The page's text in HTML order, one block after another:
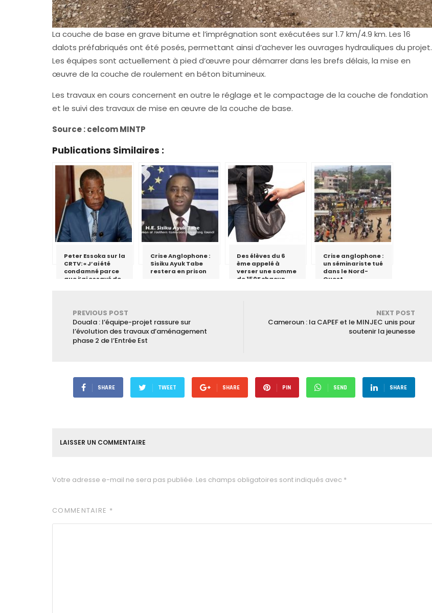
La couche de base en grave bitume et l’imprégnation sont exécutées sur 1.7 km/4.9 km. Les 16
dalots préfabriqués ont été posés, permettant ainsi d’achever les ouvrages hydrauliques du projet.
Les équipes sont actuellement à pied d’œuvre pour démarrer dans les brefs délais, la mise en
œuvre de la couche de roulement en béton bitumineux.
Les travaux en cours concernent en outre le réglage et le compactage de la couche de fondation
et le suivi des travaux de mise en œuvre de la couche de base.
Source : celcom MINTP
Publications Similaires :
Peter Essoka sur la
CRTV: « J’ai été
condamné parce
que j’ai essayé de
de haine »
Crise Anglophone :
Sisiku Ayuk Tabe
restera en prison
Des élèves du 6
ème appelé à
verser une somme
de 150F chacun
Crise anglophone :
un séminariste tué
dans le Nord-
Ouest
PREVIOUS POST
Douala : l’équipe-projet rassure sur
l’évolution des travaux d’aménagement
phase 2 de l’Entrée Est
NEXT POST
Cameroun : la CAPEF et le MINJEC unis pour
soutenir la jeunesse
SHARE TWEET SHARE PIN SEND SHARE
LAISSER UN COMMENTAIRE
Votre adresse e-mail ne sera pas publiée. Les champs obligatoires sont indiqués avec *
COMMENTAIRE *